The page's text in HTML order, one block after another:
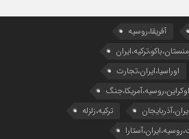
آفریقا،روسیه
اوراسیا،ایران،تجارت
اوکراین،روسیه،آمریکا،جنگ
ایران،آذربایجان
ترکیه،زلزله